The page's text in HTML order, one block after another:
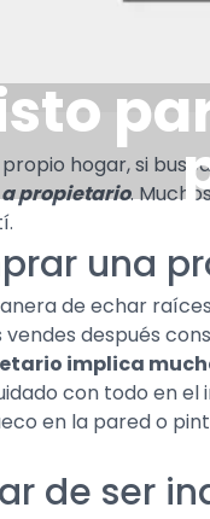
hogar, si
propietario.
una
de echar
después
implica
con todo en
en la pared o
de ser